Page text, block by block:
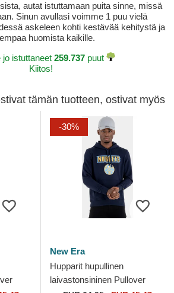
autat istuttamaan puita sinne, missä
Sinun avullasi voimme 1 puu vielä
askeleen kohti kestävää kehitystä ja
huomista kaikille.
istuttaneet 259.737 puut
Kiitos!
tämän tuotteen, ostivat myös
-30%
New Era
Hupparit hupullinen
laivastonsininen Pullover